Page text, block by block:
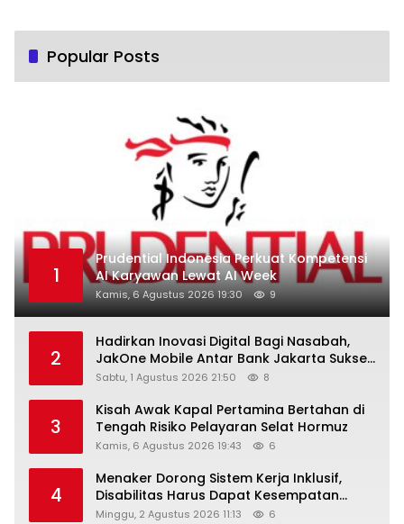
Popular Posts
1
Prudential Indonesia Perkuat Kompetensi
AI Karyawan Lewat AI Week
Kamis, 6 Agustus 2026 19:30 9
2
Hadirkan Inovasi Digital Bagi Nasabah,
JakOne Mobile Antar Bank Jakarta Sukses
Raih Digital Excellence Awards 2026
Sabtu, 1 Agustus 2026 21:50 8
3
Kisah Awak Kapal Pertamina Bertahan di
Tengah Risiko Pelayaran Selat Hormuz
Kamis, 6 Agustus 2026 19:43 6
4
Menaker Dorong Sistem Kerja Inklusif,
Disabilitas Harus Dapat Kesempatan
Setara
Minggu, 2 Agustus 2026 11:13 6